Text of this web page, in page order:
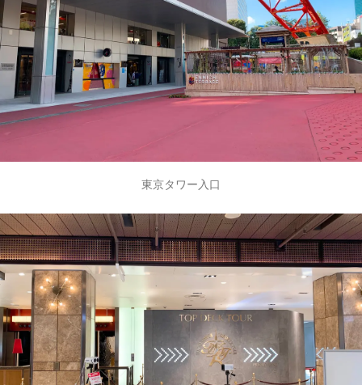
東京タワー入口